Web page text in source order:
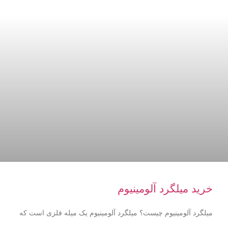
خرید میلگرد آلومینیوم
میلگرد آلومینیوم چیست؟ میلگرد آلومینیوم یک میله فلزی است که